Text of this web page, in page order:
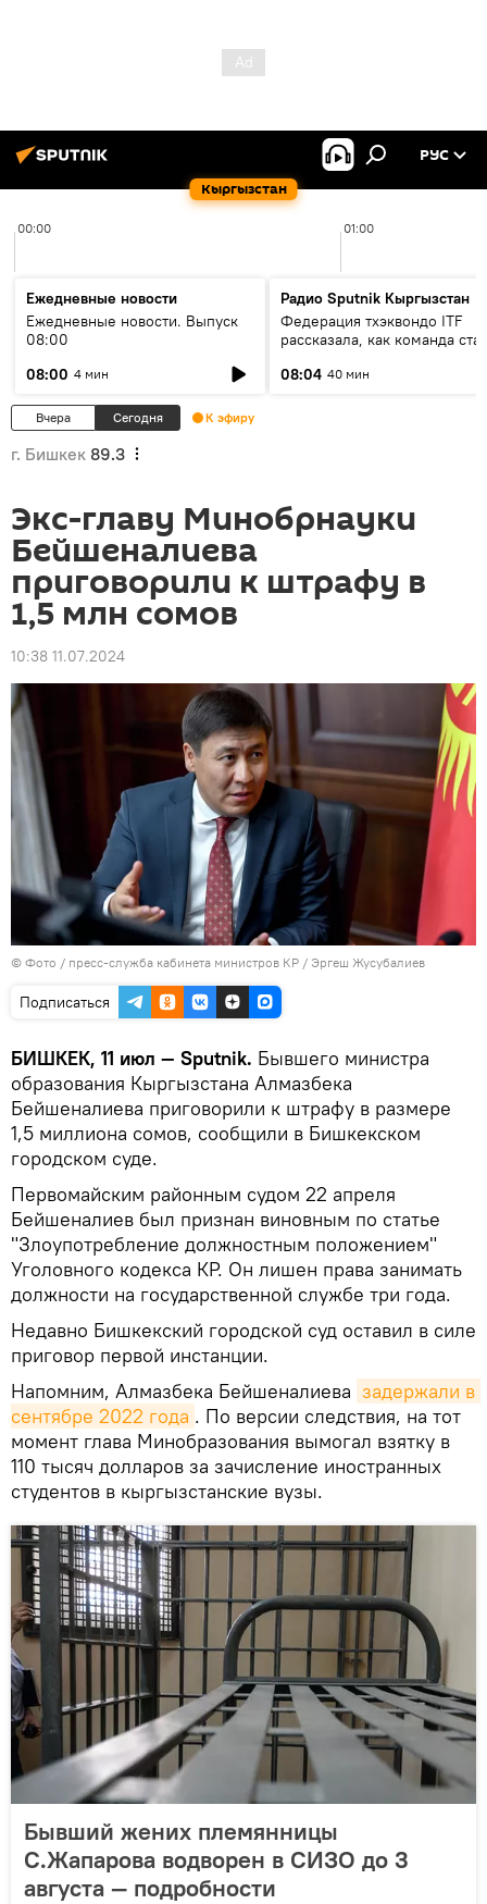
Кыргызстан
РУС
00:00 01:00
Ежедневные новости
Ежедневные новости. Выпуск
08:00
08:00 4 мин
Радио Sputnik Кыргызстан
Федерация тхэквондо ITF
рассказала, как команда
08:04 40 мин
Вчера Сегодня К эфиру
г. Бишкек 89.3
Экс-главу Минобрнауки
Бейшеналиева
приговорили к штрафу в
1,5 млн сомов
10:38 11.07.2024
© Фото / пресс-служба кабинета министров КР / Эргеш Жусубалиев
Подписаться
БИШКЕК, 11 июл — Sputnik. Бывшего министра
образования Кыргызстана Алмазбека
Бейшеналиева приговорили к штрафу в размере
1,5 миллиона сомов, сообщили в Бишкекском
городском суде.
Первомайским районным судом 22 апреля
Бейшеналиев был признан виновным по статье
"Злоупотребление должностным положением"
Уголовного кодекса КР. Он лишен права занимать
должности на государственной службе три года.
Недавно Бишкекский городской суд оставил в силе
приговор первой инстанции.
Напомним, Алмазбека Бейшеналиева задержали в
сентябре 2022 года . По версии следствия, на тот
момент глава Минобразования вымогал взятку в
110 тысяч долларов за зачисление иностранных
студентов в кыргызстанские вузы.
Бывший жених племянницы
С.Жапарова водворен в СИЗО до 3
августа — подробности